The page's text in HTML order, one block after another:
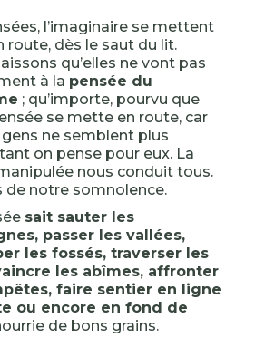
l’imaginaire se mettent
route, dès le saut du lit.
qu’elles ne vont pas
à la pensée du
; qu’importe, pourvu que
se mette en route, car
ne semblent plus
on pense pour eux. La
nous conduit tous.
de notre somnolence.
sait sauter les
passer les vallées,
les fossés, traverser les
les abîmes, affronter
faire sentier en ligne
ou encore en fond de
de bons grains.